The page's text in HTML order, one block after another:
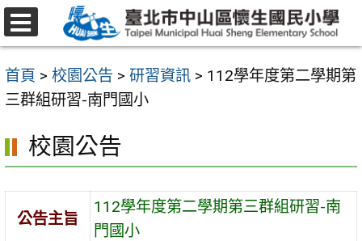
跳
至
要
內
區
首頁 > 校園公告 > 研習資訊 > 112學年度第二學期第
三群組研習-南門國小
校園公告
公告主旨
112學年度第二學期第三群組研習-南
門國小
選
單